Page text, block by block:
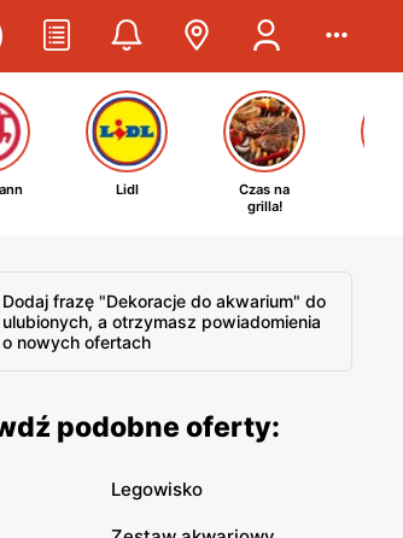
Lidl
Czas na
grilla!
Dodaj frazę "Dekoracje do akwarium" do
ulubionych, a otrzymasz powiadomienia
o nowych ofertach
podobne oferty:
Legowisko